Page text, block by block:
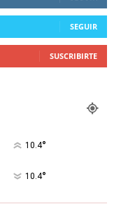
SEGUIR
SUSCRIBIRTE
10.4°
10.4°